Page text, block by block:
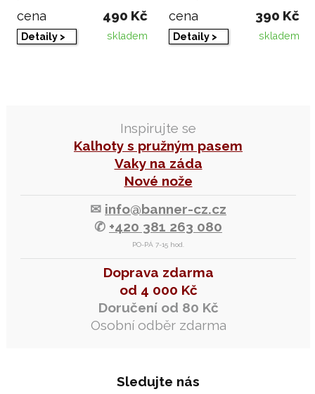
Inspirujte se
Kalhoty s pružným pasem
Vaky na záda
Nové nože
✉ info@banner-cz.cz
✆ +420 381 263 080
PO-PÁ 7-15 hod.
Doprava zdarma
od 4 000 Kč
Doručení od 80 Kč
Osobní odběr zdarma
Sledujte nás
cena 490 Kč
Detaily > skladem
cena 390 Kč
Detaily > skladem